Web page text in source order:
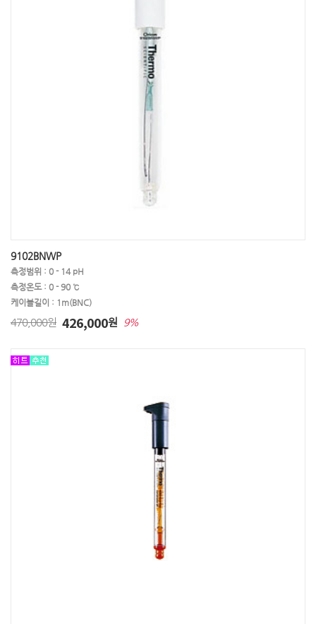
9102BNWP
측정범위 : 0 - 14 pH
측정온도 : 0 - 90 ℃
케이블길이 : 1m(BNC)
470,000원 426,000원 9%